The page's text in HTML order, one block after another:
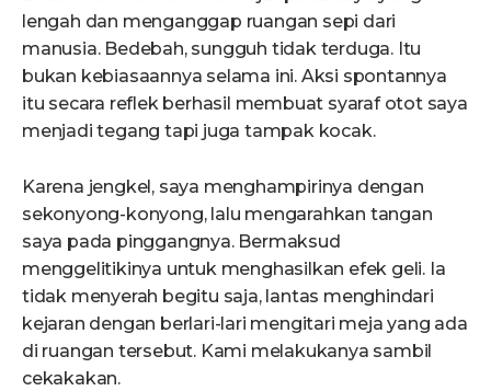
lengah dan menganggap ruangan sepi dari
manusia. Bedebah, sungguh tidak terduga. Itu
bukan kebiasaannya selama ini. Aksi spontannya
itu secara reflek berhasil membuat syaraf otot saya
menjadi tegang tapi juga tampak kocak.
Karena jengkel, saya menghampirinya dengan
sekonyong-konyong, lalu mengarahkan tangan
saya pada pinggangnya. Bermaksud
menggelitikinya untuk menghasilkan efek geli. Ia
tidak menyerah begitu saja, lantas menghindari
kejaran dengan berlari-lari mengitari meja yang ada
di ruangan tersebut. Kami melakukanya sambil
cekakakan.